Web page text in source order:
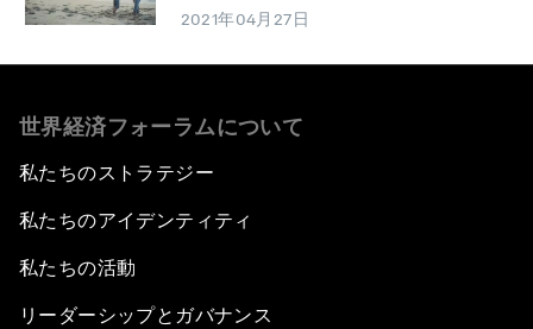
2021年04月27日
世界経済フォーラムについて
私たちのストラテジー
私たちのアイデンティティ
私たちの活動
リーダーシップとガバナンス